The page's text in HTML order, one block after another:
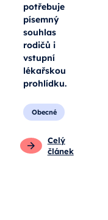
potřebuje
písemný
souhlas
rodičů i
vstupní
lékařskou
prohlídku.
Obecné
Celý
článek